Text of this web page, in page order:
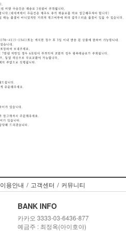
이용안내 / 고객센터 / 커뮤니티
BANK INFO
카카오 3333-03-6436-877
예금주 : 최정옥(아이호야)